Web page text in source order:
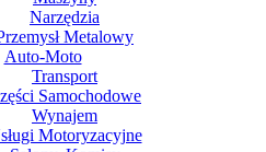
Narzędzia
Metalowy
Auto-Moto
Transport
Samochodowe
Wynajem
Motoryzacyjne